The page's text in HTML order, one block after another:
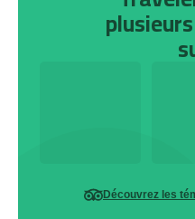
Découvrez les